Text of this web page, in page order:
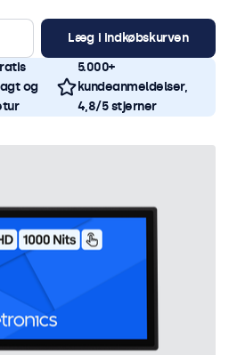
Læg i indkøbskurven
og
5.000+
kundeanmeldelser,
4,8/5 stjerner